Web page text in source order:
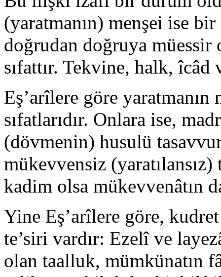
(yaratmanın) menşei ise
doğrudan doğruya müessir
sıfattır. Tekvine, halk, îcâd
Eş’arîlere göre
sıfatlarıdır. Onlara ise,
(dövmenin) husulü
mükevvensiz
kadim olsa mükevvenâtın
Yine Eş’arîlere göre,
te’siri vardır: Ezelî ve
olan taalluk, mümkünatın